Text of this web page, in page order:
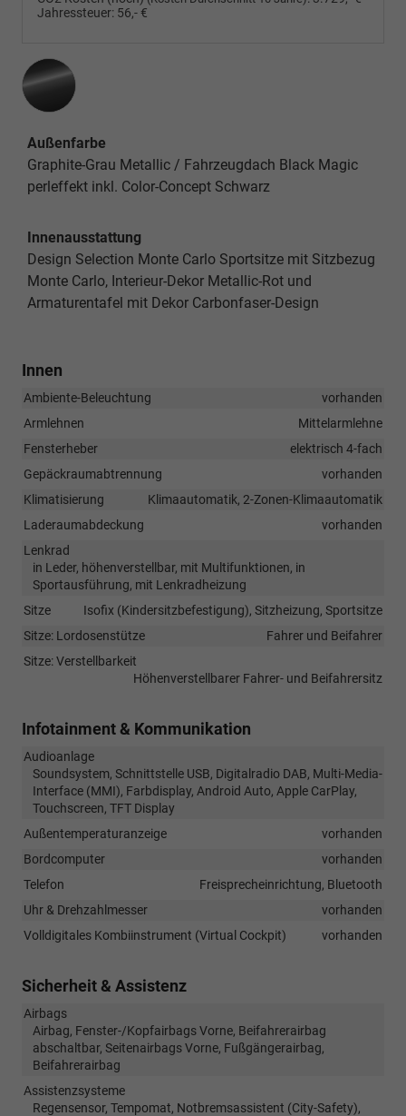
Jahressteuer: 56,- €
Außenfarbe
Graphite-Grau Metallic / Fahrzeugdach Black Magic
perleffekt inkl. Color-Concept Schwarz
Innenausstattung
Design Selection Monte Carlo Sportsitze mit Sitzbezug
Monte Carlo, Interieur-Dekor Metallic-Rot und
Armaturentafel mit Dekor Carbonfaser-Design
Innen
Ambiente-Beleuchtung
vorhanden
Armlehnen
Mittelarmlehne
Fensterheber
elektrisch 4-fach
Gepäckraumabtrennung
vorhanden
Klimatisierung
Klimaautomatik, 2-Zonen-Klimaautomatik
Laderaumabdeckung
vorhanden
Lenkrad
in Leder, höhenverstellbar, mit Multifunktionen, in
Sportausführung, mit Lenkradheizung
Sitze
Isofix (Kindersitzbefestigung), Sitzheizung, Sportsitze
Sitze: Lordosenstütze
Fahrer und Beifahrer
Sitze: Verstellbarkeit
Höhenverstellbarer Fahrer- und Beifahrersitz
Infotainment & Kommunikation
Audioanlage
Soundsystem, Schnittstelle USB, Digitalradio DAB, Multi-Media-
Interface (MMI), Farbdisplay, Android Auto, Apple CarPlay,
Touchscreen, TFT Display
Außentemperaturanzeige
vorhanden
Bordcomputer
vorhanden
Telefon
Freisprecheinrichtung, Bluetooth
Uhr & Drehzahlmesser
vorhanden
Volldigitales Kombiinstrument (Virtual Cockpit)
vorhanden
Sicherheit & Assistenz
Airbags
Airbag, Fenster-/Kopfairbags Vorne, Beifahrerairbag
abschaltbar, Seitenairbags Vorne, Fußgängerairbag,
Beifahrerairbag
Assistenzsysteme
Regensensor, Tempomat, Notbremsassistent (City-Safety),